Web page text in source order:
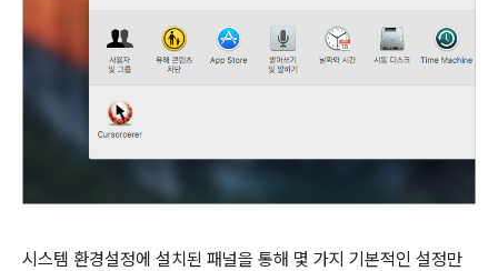
시스템 환경설정에 설치된 패널을 통해 몇 가지 기본적인 설정만